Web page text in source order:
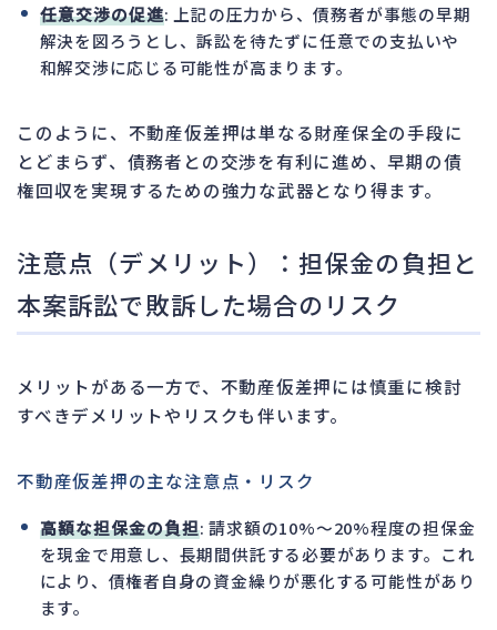
任意交渉の促進: 上記の圧力から、債務者が事態の早期
解決を図ろうとし、訴訟を待たずに任意での支払いや
和解交渉に応じる可能性が高まります。
このように、不動産仮差押は単なる財産保全の手段に
とどまらず、債務者との交渉を有利に進め、早期の債
権回収を実現するための強力な武器となり得ます。
注意点（デメリット）：担保金の負担と
本案訴訟で敗訴した場合のリスク
メリットがある一方で、不動産仮差押には慎重に検討
すべきデメリットやリスクも伴います。
不動産仮差押の主な注意点・リスク
高額な担保金の負担: 請求額の10%～20%程度の担保金
を現金で用意し、長期間供託する必要があります。これ
により、債権者自身の資金繰りが悪化する可能性があり
ます。